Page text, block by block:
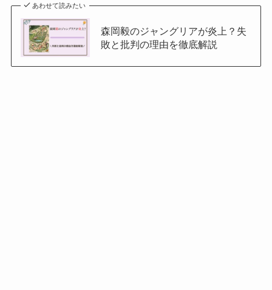
あわせて読みたい
森岡毅のジャングリアが炎上？失
敗と批判の理由を徹底解説